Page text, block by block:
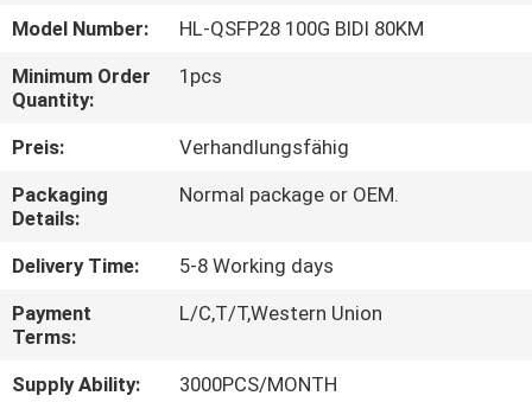
MIT
UNS
NEUIGKEITEN
RECHTSSACHEN
BITTE UM
EIN
ANGEBOT
Model Number:
HL-QSFP28 100G BIDI 80KM
Minimum Order
Quantity:
1pcs
Preis:
Verhandlungsfähig
Packaging
Details:
Normal package or OEM.
Delivery Time:
5-8 Working days
Payment
Terms:
L/C,T/T,Western Union
Supply Ability:
3000PCS/MONTH